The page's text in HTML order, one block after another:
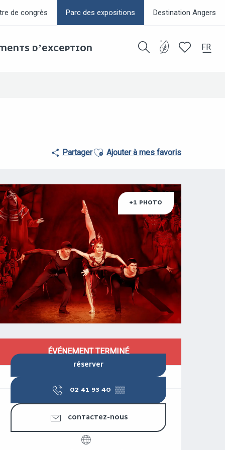
FR
de congrès Parc des expositions Destination Angers
D’EXCEPTION
PartagerAjouter aux favoris
Ajouter à mes favoris
+1 PHOTO
OUVERTURE ET COORDONNÉES
ÉVÉNEMENT TERMINÉ
RÉSERVER
02 41 93 40 ▒▒
CONTACTEZ-NOUS